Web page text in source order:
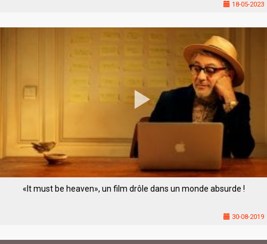
18-05-2023
«It must be heaven», un film drôle dans un monde absurde !
30-08-2019